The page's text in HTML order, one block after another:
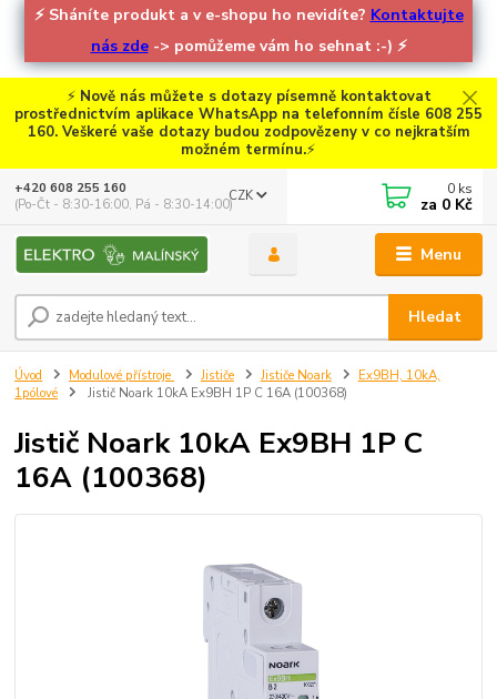
⚡ Sháníte produkt a v e-shopu ho nevidíte? Kontaktujte
nás zde-> pomůžeme vám ho sehnat :-) ⚡
⚡ Nově nás můžete s dotazy písemně kontaktovat
prostřednictvím aplikace WhatsApp na telefonním čísle 608 255
160. Veškeré vaše dotazy budou zodpovězeny v co nejkratším
možném termínu.⚡
Menu
CZK
Hledat
+420 608 255 160
(Po-Čt - 8:30-16:00, Pá - 8:30-14:00)
0 ks
za 0 Kč
Úvod Modulové přístroje Jističe Jističe Noark
Ex9BH, 10kA,
1pólové
Jistič Noark 10kA Ex9BH 1P C 16A (100368)
Jistič Noark 10kA Ex9BH 1P C
16A (100368)